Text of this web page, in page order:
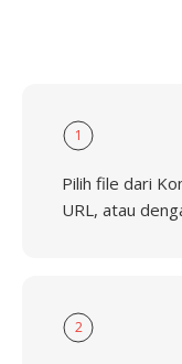
1
Pilih file dari
URL, atau
2